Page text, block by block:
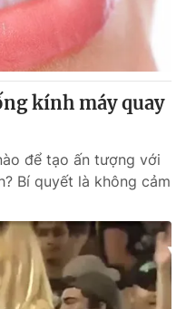
kính máy quay
để tạo ấn tượng với
Bí quyết là không cảm